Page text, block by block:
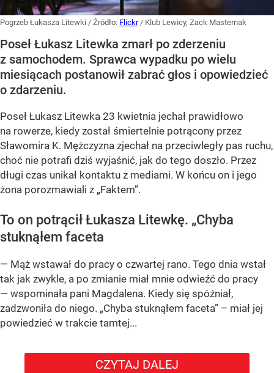
Pogrzeb Łukasza Litewki / Źródło: Flickr / Klub Lewicy, Zack Masternak
Poseł Łukasz Litewka zmarł po zderzeniu
z samochodem. Sprawca wypadku po wielu
miesiącach postanowił zabrać głos i opowiedzieć
o zdarzeniu.
Poseł Łukasz Litewka 23 kwietnia jechał prawidłowo
na rowerze, kiedy został śmiertelnie potrącony przez
Sławomira K. Mężczyzna zjechał na przeciwległy pas ruchu,
choć nie potrafi dziś wyjaśnić, jak do tego doszło. Przez
długi czas unikał kontaktu z mediami. W końcu on i jego
żona porozmawiali z „Faktem”.
To on potrącił Łukasza Litewkę. „Chyba
stuknąłem faceta
— Mąż wstawał do pracy o czwartej rano. Tego dnia wstał
tak jak zwykle, a po zmianie miał mnie odwieźć do pracy
— wspominała pani Magdalena. Kiedy się spóźniał,
zadzwoniła do niego. „Chyba stuknąłem faceta” – miał jej
powiedzieć w trakcie tamtej...
CZYTAJ DALEJ